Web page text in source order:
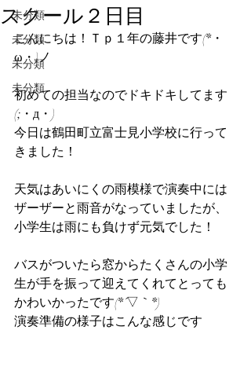
未分類
未分類
未分類
未分類
スクール２日目
こんにちは！Ｔｐ１年の藤井です(*・
ω・)ノ
初めての担当なのでドキドキしてます
(;・д・)
今日は鶴田町立富士見小学校に行って
きました！
天気はあいにくの雨模様で演奏中には
ザーザーと雨音がなっていましたが、
小学生は雨にも負けず元気でした！
バスがついたら窓からたくさんの小学
生が手を振って迎えてくれてとっても
かわいかったです(*´▽｀*)
演奏準備の様子はこんな感じです